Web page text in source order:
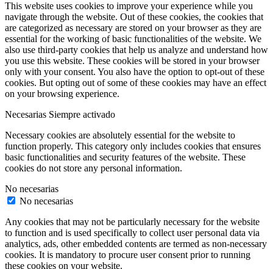
This website uses cookies to improve your experience while you
navigate through the website. Out of these cookies, the cookies that
are categorized as necessary are stored on your browser as they are
essential for the working of basic functionalities of the website. We
also use third-party cookies that help us analyze and understand how
you use this website. These cookies will be stored in your browser
only with your consent. You also have the option to opt-out of these
cookies. But opting out of some of these cookies may have an effect
on your browsing experience.
Necesarias Siempre activado
Necessary cookies are absolutely essential for the website to
function properly. This category only includes cookies that ensures
basic functionalities and security features of the website. These
cookies do not store any personal information.
No necesarias
No necesarias
Any cookies that may not be particularly necessary for the website
to function and is used specifically to collect user personal data via
analytics, ads, other embedded contents are termed as non-necessary
cookies. It is mandatory to procure user consent prior to running
these cookies on your website.